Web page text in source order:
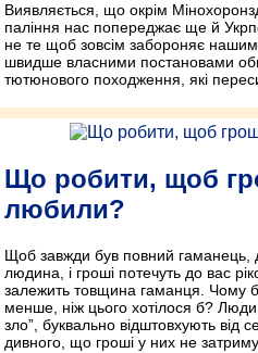
Виявляється, що окрім
паління нас попереджає ще й
не те щоб зовсім забороняє
швидше власними постановами
тютюнового поход­ження, які
Що робити, щоб
любили?
Щоб завжди був пов­ний гаманець,
людина, і гроші потечуть до вас
залежить товщина гаманця. Чому
менше, ніж цього хотілося б?
зло”, буквально відштовхують від
дивного, що гроші у них не